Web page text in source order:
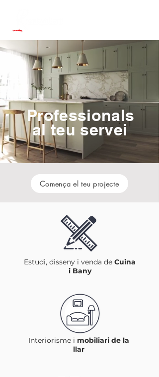
Professionals
al teu servei
Comença el teu projecte
Estudi, disseny i venda de Cuina
i Bany
Interiorisme i mobiliari de la
llar